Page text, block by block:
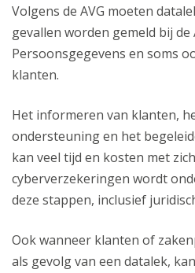
Volgens de AVG moeten
gevallen worden gemeld bij
Persoonsgegevens en soms
klanten.
Het informeren van klanten,
ondersteuning en het
kan veel tijd en kosten met
cyberverzekeringen wordt
deze stappen, inclusief
Ook wanneer klanten of
als gevolg van een datalek,